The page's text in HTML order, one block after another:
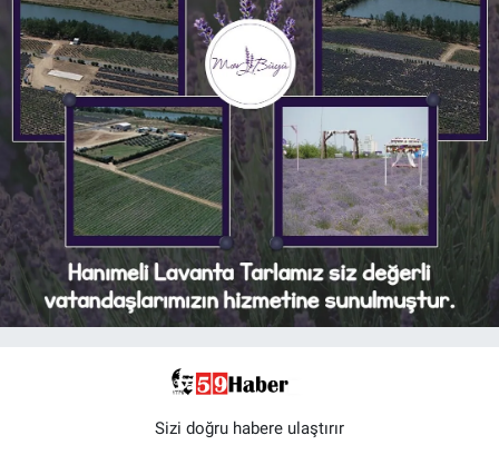
Sizi doğru habere ulaştırır